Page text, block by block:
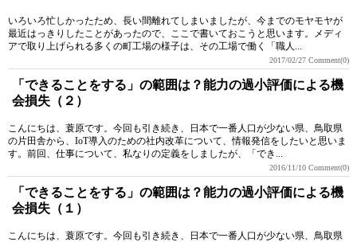
いろいろ忙しかったため、長い間離れてしまいましたが、今までのモヤモヤが
最近はっきりしたことがあったので、ここで書いておこうと思います。メディ
アで取り上げられる多くの町工場の様子は、その工場で働く「職人...
2017/02/27 Comment(0)
「できることをする」の範囲は？能力の過小評価による機
会損失（２）
こんにちは、蓑原です。今回も引き続き、日本で一番人口が少ない県、鳥取県
の片田舎から、IoT導入のための社内改革について、情報発信をしたいと思いま
す。前回、仕事について、私なりの定義をしましたが、「でき...
2016/11/10 Comment(0)
「できることをする」の範囲は？能力の過小評価による機
会損失（１）
こんにちは、蓑原です。今回も引き続き、日本で一番人口が少ない県、鳥取県